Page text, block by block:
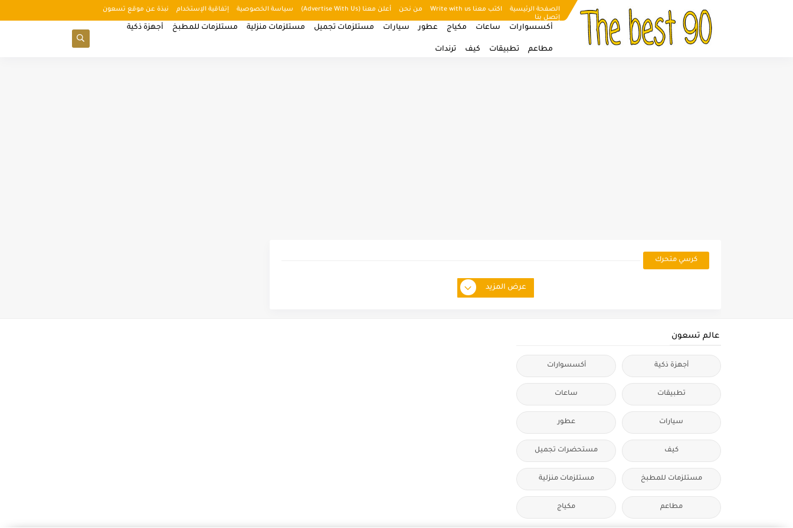
الصفحة الرئيسية اكتب معنا Write with us من نحن أعلن معنا (Advertise With Us) سياسة الخصوصية إتفاقية الإستخدام
نبذة عن موقع تسعون
إتصل بنا
أكسسوارات ساعات مكياج عطور سيارات مستلزمات تجميل مستلزمات منزلية مستلزمات للمطبخ أجهزة ذكية
مطاعم تطبيقات كيف ترندات
كرسي متحرك
عرض المزيد
عالم تسعون
أجهزة ذكية أكسسوارات
تطبيقات ساعات
سيارات عطور
كيف مستحضرات تجميل
مستلزمات للمطبخ مستلزمات منزلية
مطاعم مكياج